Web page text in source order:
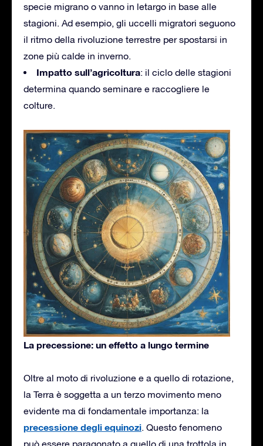
specie migrano o vanno in letargo in base alle
stagioni. Ad esempio, gli uccelli migratori seguono
il ritmo della rivoluzione terrestre per spostarsi in
zone più calde in inverno.
Impatto sull’agricoltura: il ciclo delle stagioni
determina quando seminare e raccogliere le
colture.
La precessione: un effetto a lungo termine
Oltre al moto di rivoluzione e a quello di rotazione,
la Terra è soggetta a un terzo movimento meno
evidente ma di fondamentale importanza: la
precessione degli equinozi. Questo fenomeno
può essere paragonato a quello di una trottola in